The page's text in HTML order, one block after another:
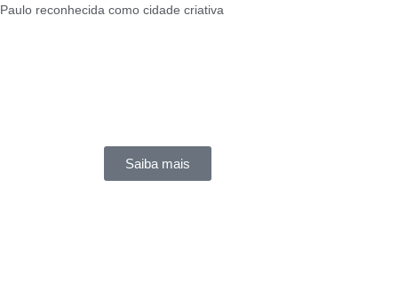
reconhecida como cidade criativa
Saiba mais